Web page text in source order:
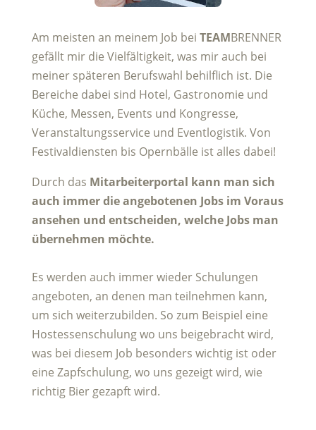
Am meisten an meinem Job bei TEAMBRENNER
gefällt mir die Vielfältigkeit, was mir auch bei
meiner späteren Berufswahl behilflich ist. Die
Bereiche dabei sind Hotel, Gastronomie und
Küche, Messen, Events und Kongresse,
Veranstaltungsservice und Eventlogistik. Von
Festivaldiensten bis Opernbälle ist alles dabei!
Durch das Mitarbeiterportal kann man sich
auch immer die angebotenen Jobs im Voraus
ansehen und entscheiden, welche Jobs man
übernehmen möchte.
Es werden auch immer wieder Schulungen
angeboten, an denen man teilnehmen kann,
um sich weiterzubilden. So zum Beispiel eine
Hostessenschulung wo uns beigebracht wird,
was bei diesem Job besonders wichtig ist oder
eine Zapfschulung, wo uns gezeigt wird, wie
richtig Bier gezapft wird.